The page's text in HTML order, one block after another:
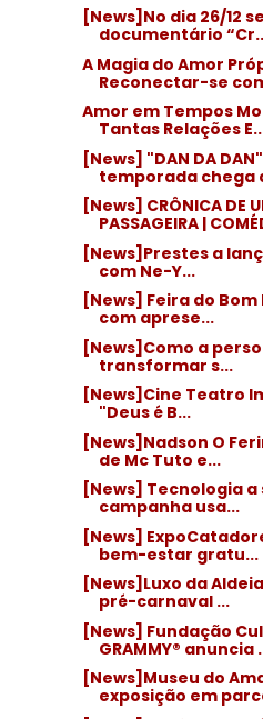
[News]No dia 26/12
documentário
A Magia do Amor
Reconectar-se
Amor em Tempos
Tantas Relações
[News] "DAN DA
temporada chega
[News] CRÔNICA DE
PASSAGEIRA |
[News]Prestes a
com Ne-Y...
[News] Feira do
com aprese...
[News]Como a
transformar s...
[News]Cine Teatro
"Deus é B...
[News]Nadson O
de Mc Tuto e...
[News] Tecnologia
campanha usa...
[News]
bem-estar gratu...
[News]Luxo da
pré-carnaval ...
[News] Fundação
GRAMMY® anuncia
[News]Museu do
exposição em